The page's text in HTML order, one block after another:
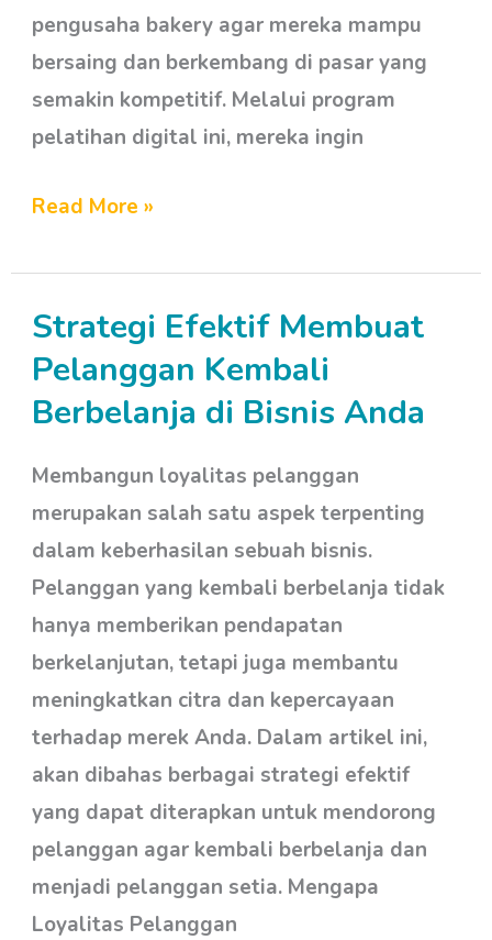
pengusaha bakery agar mereka mampu
bersaing dan berkembang di pasar yang
semakin kompetitif. Melalui program
pelatihan digital ini, mereka ingin
Read More »
Strategi Efektif Membuat
Pelanggan Kembali
Berbelanja di Bisnis Anda
Membangun loyalitas pelanggan
merupakan salah satu aspek terpenting
dalam keberhasilan sebuah bisnis.
Pelanggan yang kembali berbelanja tidak
hanya memberikan pendapatan
berkelanjutan, tetapi juga membantu
meningkatkan citra dan kepercayaan
terhadap merek Anda. Dalam artikel ini,
akan dibahas berbagai strategi efektif
yang dapat diterapkan untuk mendorong
pelanggan agar kembali berbelanja dan
menjadi pelanggan setia. Mengapa
Loyalitas Pelanggan
Strategi
Efektif
Membuat
Kembali
Berbelanja
di
Bisnis
Anda